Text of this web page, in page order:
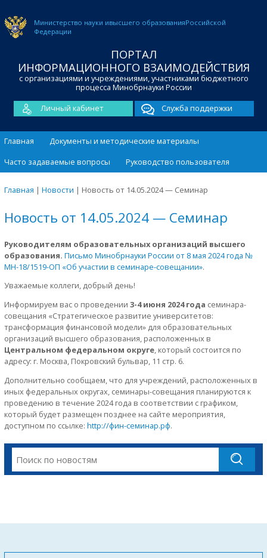
Министерство науки ивысшего образованияРоссийской
Федерации
ПОРТАЛ
ИНФОРМАЦИОННОГО ВЗАИМОДЕЙСТВИЯ
с организациями и учреждениями, участниками бюджетного
процесса Минобрнауки России
Личный кабинет
Служба поддержки
Главная
Документы и методические материалы
Часто задаваемые вопросы
Руководство пользователя
Главная | Новости | Новость от 14.05.2024 — Семинар
Новость от 14.05.2024 — Семинар
Руководителям образовательных организаций высшего
образования. Письмо Минобрнауки России от 8 мая 2024 года №
МН-18/1519-ОП «Об участии в семинаре-совещании».
Уважаемые коллеги, добрый день!
Информируем вас о проведении 3-4 июня 2024 года семинара-
совещания «Стратегическое развитие университетов:
трансформация финансовой модели» для образовательных
организаций высшего образования, расположенных в
Центральном федеральном округе, который состоится по
адресу: г. Москва, Покровский бульвар, 11 стр. 6.
Дополнительно сообщаем, что для учреждений, расположенных в
иных федеральных округах, семинары-совещания планируются к
проведению в течение 2024 года в соответствии с графиком,
который будет размещен позднее на сайте мероприятия,
доступном по ссылке: http://фин-семинар.рф.